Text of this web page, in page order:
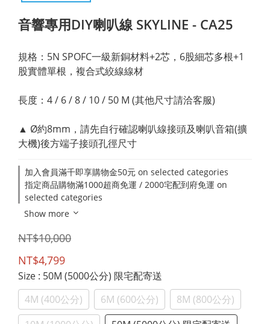
音響專用DIY喇叭線 SKYLINE - CA25
規格：5N SPOFC一級新銅材料+2芯，6股細芯多根+1
股實體單根，複合式絞線線材
長度：4 / 6 / 8 / 10 / 50 M (其他尺寸請洽客服)
▲ Ø約8mm，請先自行確認喇叭線接頭及喇叭音箱(擴
大機)後方端子接頭孔徑尺寸
加入會員滿千即享購物金50元 on selected categories
指定商品購物滿1000超商免運 / 2000宅配到府免運 on
selected categories
Show more
NT$10,000
NT$4,799
Size : 50M (5000公分) 限宅配寄送
4M (400公分)
6M (600公分)
8M (800公分)